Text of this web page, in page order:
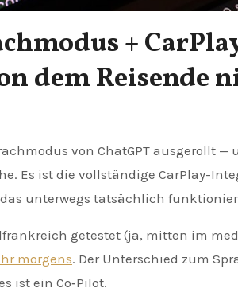
+
dem Reisende
Es ist die vollständige CarPlay-
unterwegs tatsächlich
getestet (ja, mitten im
morgens. Der Unterschied zum
ist ein Co‑Pilot.